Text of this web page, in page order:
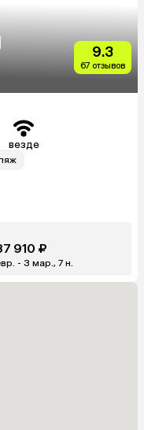
9.3
67 отзывов
везде
910 ₽
- 3 мар., 7 н.